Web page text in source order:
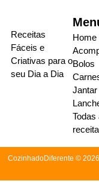
Receitas
Fáceis e
Criativas para o
seu Dia a Dia
Home
Bolos
Jantar
Todas
CozinhadoDiferente ©